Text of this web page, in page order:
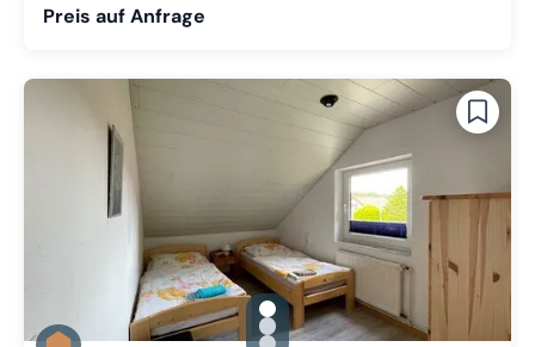
Preis auf Anfrage
gallery.slide_selector
Zu Slide 1 wechseln